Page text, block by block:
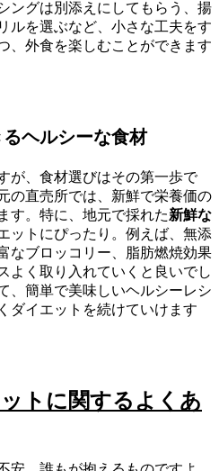
ングは別添えにしてもらう、揚
ルを選ぶなど、小さな工夫をす
、外食を楽しむことができます
ヘルシーな食材
が、食材選びはその第一歩で
の直売所では、新鮮で栄養価の
す。特に、地元で採れた新鮮な
ットにぴったり。例えば、無添
なブロッコリー、脂肪燃焼効果
よく取り入れていくと良いでし
、簡単で美味しいヘルシーレシ
ダイエットを続けていけます
トに関するよくあ